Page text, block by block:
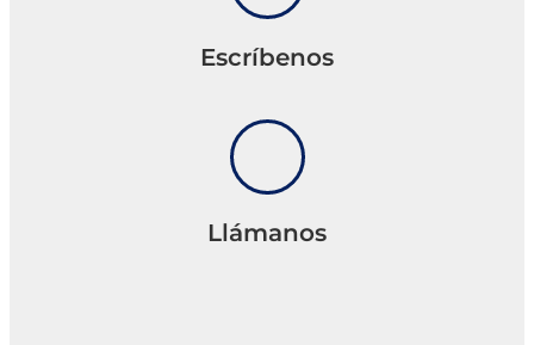
Escríbenos
Llámanos